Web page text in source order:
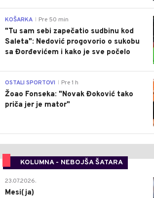
KOŠARKA Pre 50 min
"Tu sam sebi zapečatio sudbinu kod
Saleta": Nedović progovorio o sukobu
sa Đorđevićem i kako je sve počelo
OSTALI SPORTOVI Pre 1 h
Žoao Fonseka: "Novak Đoković tako
priča jer je mator"
KOLUMNA - NEBOJŠA ŠATARA
23.07.2026.
Mesi(ja)